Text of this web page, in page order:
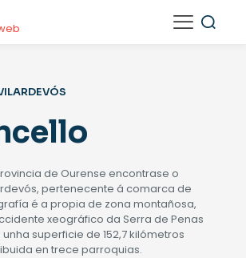
de Ourense encontrase o
pertenecente á comarca de
é a propia de zona montañosa,
xeográfico da Serra de Penas
superficie de 152,7 kilómetros
en trece parroquias.